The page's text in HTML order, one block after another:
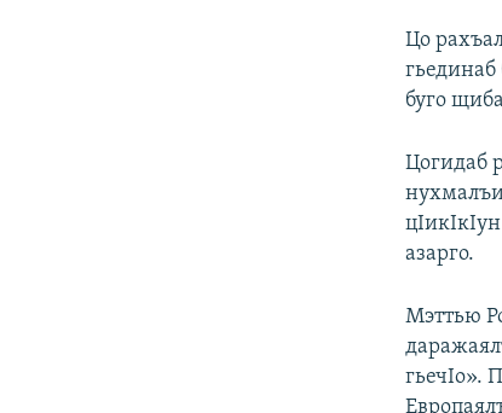
Цо
буго
Цогидаб
цIикIкIун
азарго.
Мэттью
гьечIо».